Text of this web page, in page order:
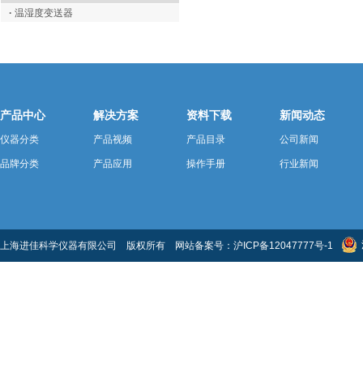
· 温湿度变送器
产品中心
仪器分类
品牌分类
解决方案
产品视频
产品应用
资料下载
产品目录
操作手册
新闻动态
公司新闻
行业新闻
上海进佳科学仪器有限公司 版权所有 网站备案号： 沪ICP备12047777号-1